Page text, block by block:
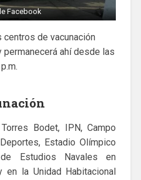
Facebook
de vacunación
ahí desde las
Bodet, IPN, Campo
Estadio Olímpico
Estudios Navales en
la Unidad Habitacional